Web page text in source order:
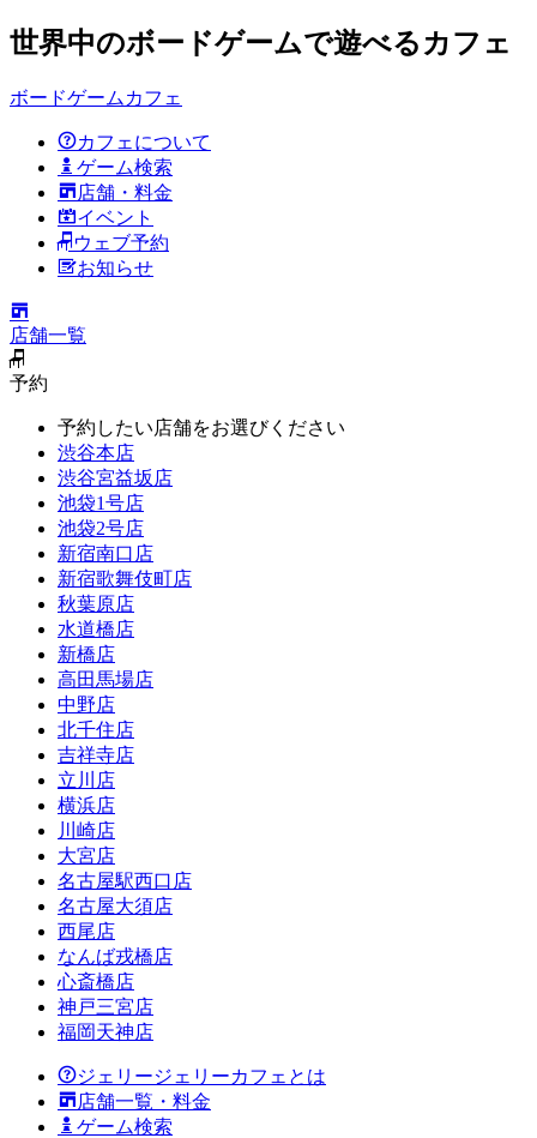
世界中のボードゲームで遊べるカフェ
ボードゲームカフェ
カフェについて
ゲーム検索
店舗・料金
イベント
ウェブ予約
お知らせ
店舗一覧
予約
予約したい店舗をお選びください
渋谷本店
渋谷宮益坂店
池袋1号店
池袋2号店
新宿南口店
新宿歌舞伎町店
秋葉原店
水道橋店
新橋店
高田馬場店
中野店
北千住店
吉祥寺店
立川店
横浜店
川崎店
大宮店
名古屋駅西口店
名古屋大須店
西尾店
なんば戎橋店
心斎橋店
神戸三宮店
福岡天神店
ジェリージェリーカフェとは
店舗一覧・料金
ゲーム検索